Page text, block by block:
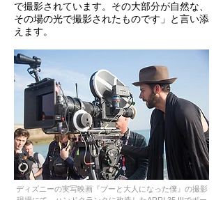
で撮影されています。その大部分が自然な、
その場の光で撮影されたものです」と言い添
えます。
ディズニーの実写映画『プーと大人になった僕』の撮影